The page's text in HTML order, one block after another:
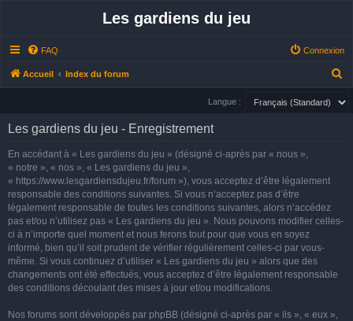
Les gardiens du jeu
FAQ Connexion
Accueil Index du forum
Langue :
Les gardiens du jeu - Enregistrement
En accédant à « Les gardiens du jeu » (désigné ci-après par « nous »,
« notre », « nos », « Les gardiens du jeu »,
« https://www.lesgardiensdujeu.fr/forum »), vous acceptez d’être légalement
responsable des conditions suivantes. Si vous n’acceptez pas d’être
légalement responsable de toutes les conditions suivantes, alors n’accédez
pas et/ou n’utilisez pas « Les gardiens du jeu ». Nous pouvons modifier celles-
ci à n’importe quel moment et nous ferons tout pour que vous en soyez
informé, bien qu’il soit prudent de vérifier régulièrement celles-ci par vous-
même. Si vous continuez d’utiliser « Les gardiens du jeu » alors que des
changements ont été effectués, vous acceptez d’être légalement responsable
des conditions découlant des mises à jour et/ou modifications.
Nos forums sont développés par phpBB (désigné ci-après par « ils », « eux »,